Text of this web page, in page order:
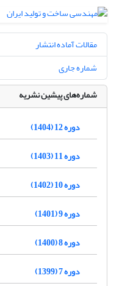
مقالات آماده انتشار
شماره جاری
شماره‌های پیشین نشریه
دوره 12 (1404)
دوره 11 (1403)
دوره 10 (1402)
دوره 9 (1401)
دوره 8 (1400)
دوره 7 (1399)